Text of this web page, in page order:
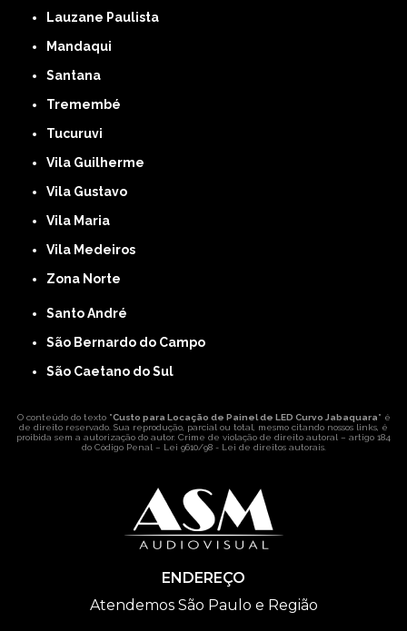
Lauzane Paulista
Mandaqui
Santana
Tremembé
Tucuruvi
Vila Guilherme
Vila Gustavo
Vila Maria
Vila Medeiros
Zona Norte
Santo André
São Bernardo do Campo
São Caetano do Sul
O conteúdo do texto "Custo para Locação de Painel de LED Curvo Jabaquara" é
de direito reservado. Sua reprodução, parcial ou total, mesmo citando nossos links, é
proibida sem a autorização do autor. Crime de violação de direito autoral – artigo 184
do Código Penal – Lei 9610/98 - Lei de direitos autorais.
ENDEREÇO
Atendemos São Paulo e Região